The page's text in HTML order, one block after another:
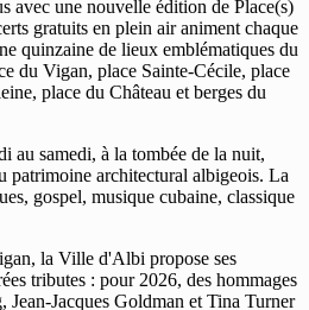
avec une nouvelle édition de Place(s)
gratuits en plein air animent chaque
quinzaine de lieux emblématiques du
du Vigan, place Sainte-Cécile, place
place du Château et berges du
au samedi, à la tombée de la nuit,
patrimoine architectural albigeois. La
gospel, musique cubaine, classique
la Ville d'Albi propose ses
tributes : pour 2026, des hommages
Jacques Goldman et Tina Turner